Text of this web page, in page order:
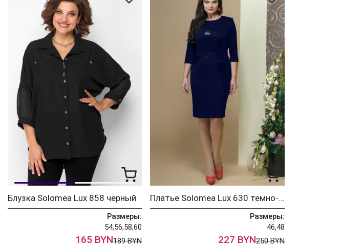
Блузка Solomea Lux 858 черный
Размеры:
54,56,58,60
165 BYN189 BYN
Платье Solomea Lux 630 темно-синий
Размеры:
46,48
227 BYN250 BYN